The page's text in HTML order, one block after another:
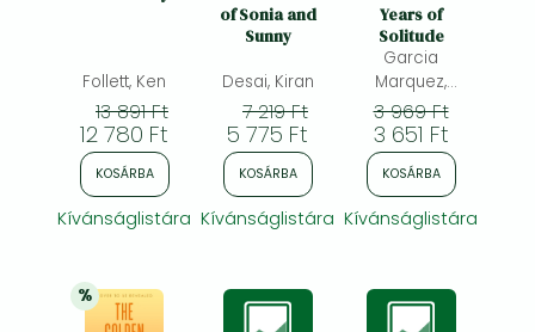
Frieren manga
One-Punch Man manga
Follett, Ken
13 891 Ft
12 780 Ft
KOSÁRBA
Kívánságlistára
of Sonia and
Sunny
Desai, Kiran
7 219 Ft
5 775 Ft
KOSÁRBA
Kívánságlistára
Years of
Solitude
Garcia
Marquez,
Gabriel
3 969 Ft
3 651 Ft
KOSÁRBA
Kívánságlistára
25%
% kedvezmény